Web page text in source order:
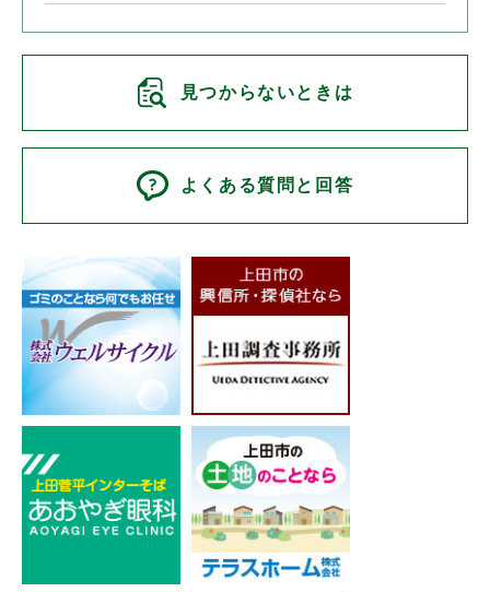
見つからないときは
よくある質問と回答